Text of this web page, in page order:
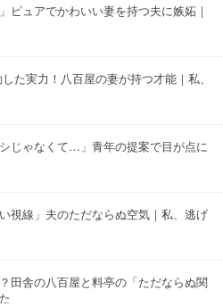
ピュアでかわいい妻を持つ夫に嫉妬｜
た実力！八百屋の妻が持つ才能｜私、
じゃなくて…」青年の提案で目が点に
視線」夫のただならぬ空気｜私、逃げ
田舎の八百屋と料亭の「ただならぬ関